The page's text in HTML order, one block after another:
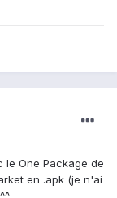
le One Package de
en .apk (je n'ai